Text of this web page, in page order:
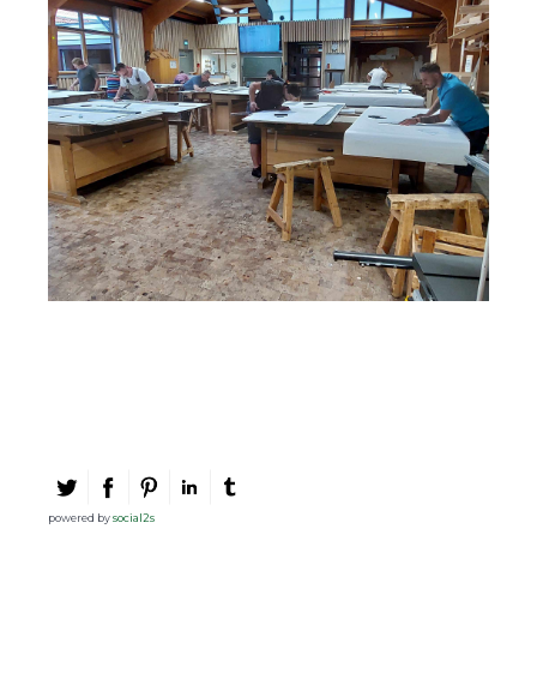
powered bysocial2s